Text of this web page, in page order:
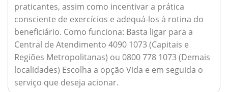
praticantes, assim como incentivar a prática
consciente de exercícios e adequá-los à rotina do
beneficiário. Como funciona: Basta ligar para a
Central de Atendimento 4090 1073 (Capitais e
Regiões Metropolitanas) ou 0800 778 1073 (Demais
localidades) Escolha a opção Vida e em seguida o
serviço que deseja acionar.